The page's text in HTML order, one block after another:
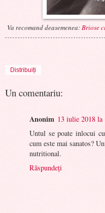
Va recomand deasemenea:Briose
Distribuiți
Un comentariu:
Anonim 13 iulie 2018 la
Untul se poate inlocui
cum este mai sanatos?
nutritional.
Răspundeți